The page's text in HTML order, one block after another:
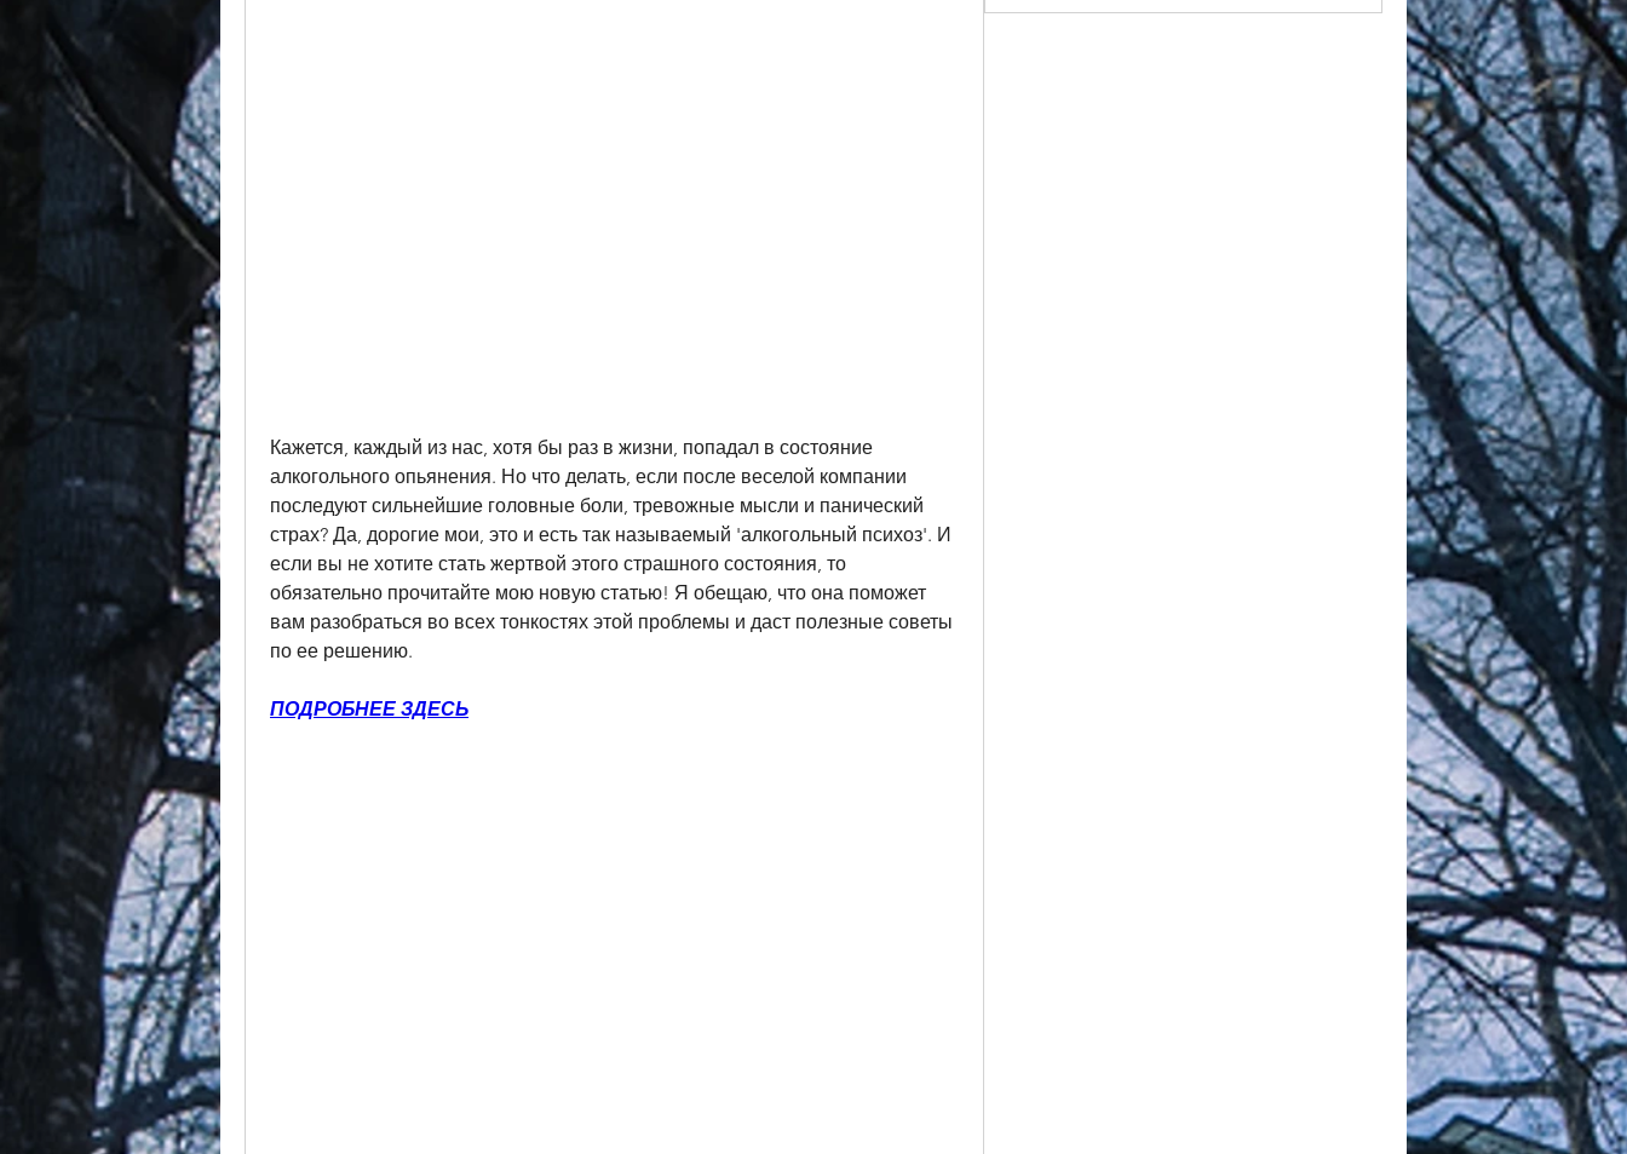
Кажется, каждый из нас, хотя бы раз в жизни, попадал в состояние
алкогольного опьянения. Но что делать, если после веселой компании
последуют сильнейшие головные боли, тревожные мысли и панический
страх? Да, дорогие мои, это и есть так называемый 'алкогольный психоз'. И
если вы не хотите стать жертвой этого страшного состояния, то
обязательно прочитайте мою новую статью! Я обещаю, что она поможет
вам разобраться во всех тонкостях этой проблемы и даст полезные советы
по ее решению.
ПОДРОБНЕЕ ЗДЕСЬ